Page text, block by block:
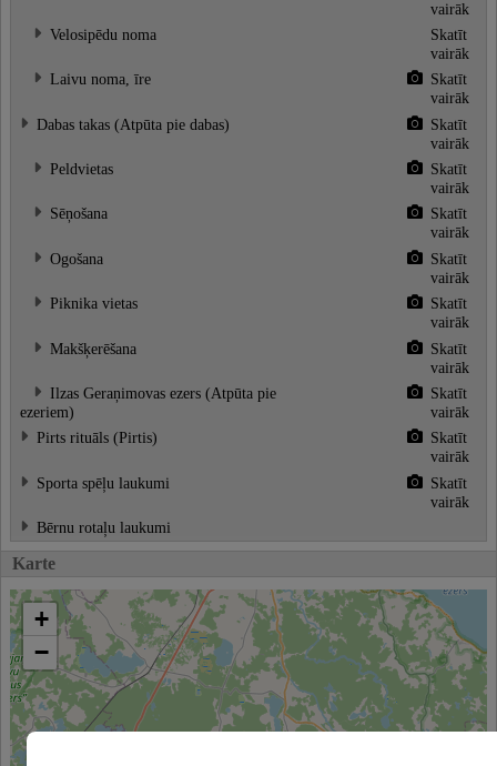
vairāk
Velosipēdu noma
Skatīt
vairāk
Laivu noma, īre
Skatīt
vairāk
Dabas takas (Atpūta pie dabas)
Skatīt
vairāk
Peldvietas
Skatīt
vairāk
Sēņošana
Skatīt
vairāk
Ogošana
Skatīt
vairāk
Piknika vietas
Skatīt
vairāk
Makšķerēšana
Skatīt
vairāk
Ilzas Geraņimovas ezers (Atpūta pie
ezeriem)
Skatīt
vairāk
Pirts rituāls (Pirtis)
Skatīt
vairāk
Sporta spēļu laukumi
Skatīt
vairāk
Bērnu rotaļu laukumi
Karte
+
−